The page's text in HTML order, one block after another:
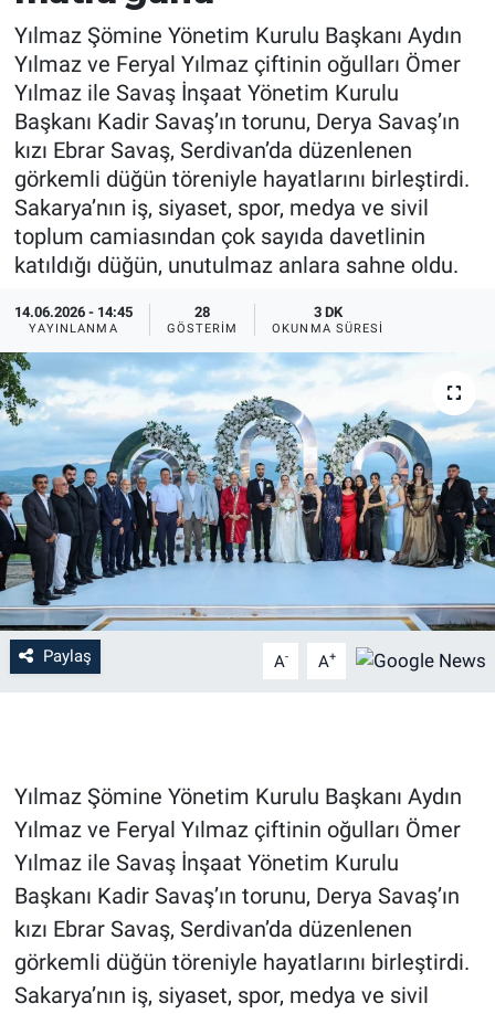
Yılmaz Şömine Yönetim Kurulu Başkanı Aydın
Yılmaz ve Feryal Yılmaz çiftinin oğulları Ömer
Yılmaz ile Savaş İnşaat Yönetim Kurulu
Başkanı Kadir Savaş’ın torunu, Derya Savaş’ın
kızı Ebrar Savaş, Serdivan’da düzenlenen
görkemli düğün töreniyle hayatlarını birleştirdi.
Sakarya’nın iş, siyaset, spor, medya ve sivil
toplum camiasından çok sayıda davetlinin
katıldığı düğün, unutulmaz anlara sahne oldu.
14.06.2026 - 14:45
YAYINLANMA
28
GÖSTERIM
3 DK
OKUNMA SÜRESI
Paylaş A- A+
Yılmaz Şömine Yönetim Kurulu Başkanı Aydın
Yılmaz ve Feryal Yılmaz çiftinin oğulları Ömer
Yılmaz ile Savaş İnşaat Yönetim Kurulu
Başkanı Kadir Savaş’ın torunu, Derya Savaş’ın
kızı Ebrar Savaş, Serdivan’da düzenlenen
görkemli düğün töreniyle hayatlarını birleştirdi.
Sakarya’nın iş, siyaset, spor, medya ve sivil
EĞİTİM
MAGAZİN
ÖZEL HABER
HALK54 PANORAMA